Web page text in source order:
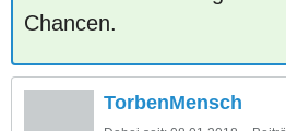
Chancen.
TorbenMensch